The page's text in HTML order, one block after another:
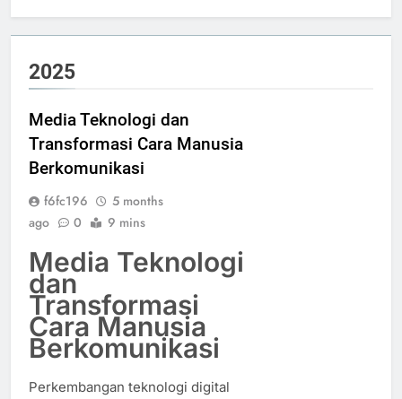
2025
Media Teknologi dan
Transformasi Cara Manusia
Berkomunikasi
f6fc196
5 months
ago
0 9 mins
Media Teknologi
dan
Transformasi
Cara Manusia
Berkomunikasi
Perkembangan teknologi digital